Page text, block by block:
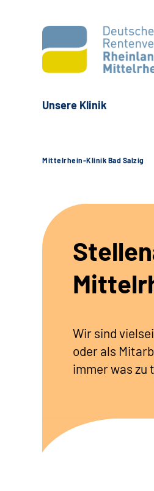
Unsere Klinik
Mittelrhein-Klinik Bad Salzig
Wir sind
oder als
immer was zu